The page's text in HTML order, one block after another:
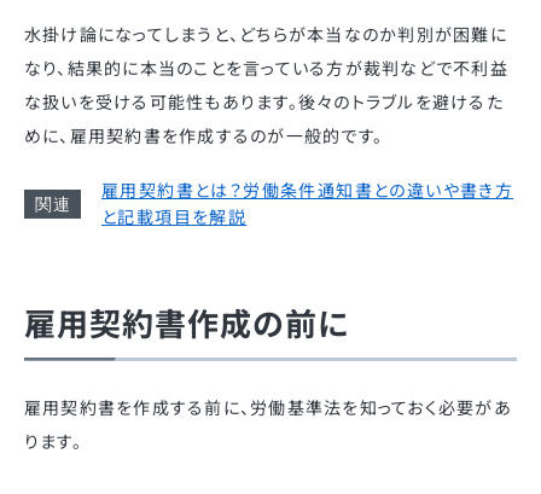
水掛け論になってしまうと、どちらが本当なのか判別が困難に
なり、結果的に本当のことを言っている方が裁判などで不利益
な扱いを受ける可能性もあります。後々のトラブルを避けるた
めに、雇用契約書を作成するのが一般的です。
雇用契約書とは？労働条件通知書との違いや書き方
と記載項目を解説
雇用契約書作成の前に
雇用契約書を作成する前に、労働基準法を知っておく必要があ
ります。